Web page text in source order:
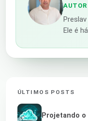
AUTOR
Ele é
ÚLTIMOS POSTS
Projetando o